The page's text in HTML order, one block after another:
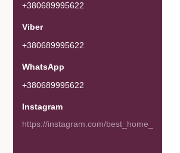
+380689995622
+380689995622
+380689995622
Instagram
https://instagram.com/best_home_goods